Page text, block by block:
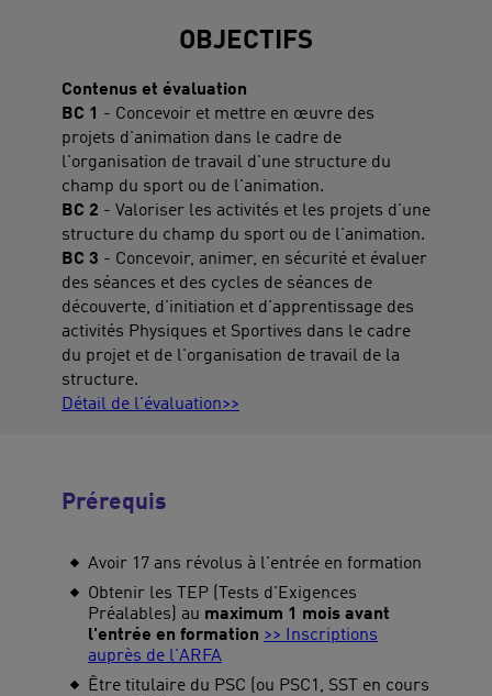
OBJECTIFS
Contenus et évaluation
BC 1 - Concevoir et mettre en œuvre des
projets d'animation dans le cadre de
l'organisation de travail d'une structure du
champ du sport ou de l'animation.
BC 2 - Valoriser les activités et les projets d'une
structure du champ du sport ou de l'animation.
BC 3 - Concevoir, animer, en sécurité et évaluer
des séances et des cycles de séances de
découverte, d'initiation et d'apprentissage des
activités Physiques et Sportives dans le cadre
du projet et de l'organisation de travail de la
structure.
Détail de l'évaluation>>
Prérequis
Avoir 17 ans révolus à l'entrée en formation
Obtenir les TEP (Tests d'Exigences
Préalables) au maximum 1 mois avant
l'entrée en formation >> Inscriptions
auprès de l'ARFA
Être titulaire du PSC (ou PSC1, SST en cours